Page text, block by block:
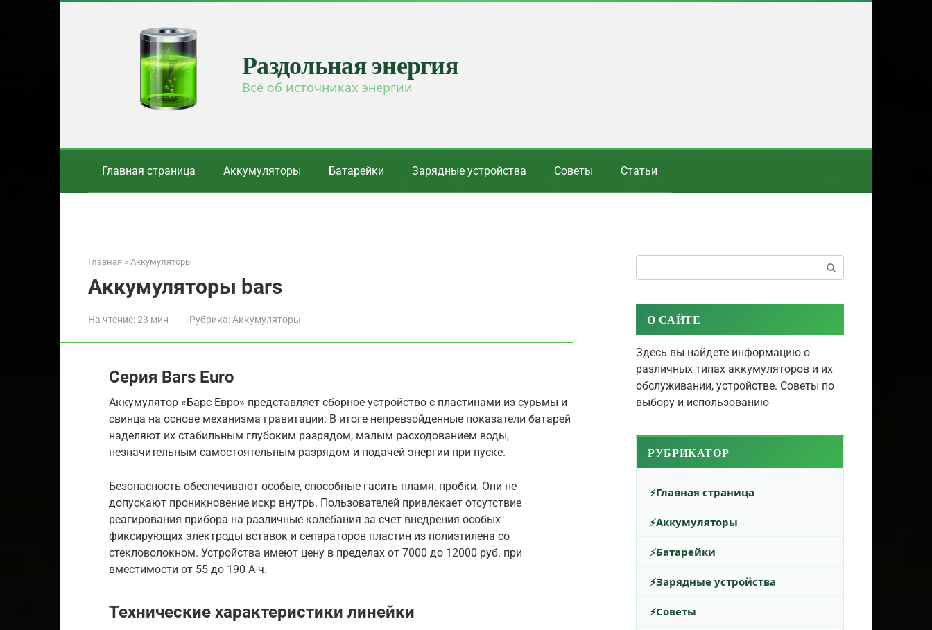
Раздольная энергия
Всё об источниках энергии
Главная страница Аккумуляторы Батарейки Зарядные устройства Советы Статьи
Главная » Аккумуляторы
Аккумуляторы bars
На чтение:23 мин Рубрика: Аккумуляторы
Серия Bars Euro
Аккумулятор «Барс Евро» представляет сборное устройство с пластинами из сурьмы и
свинца на основе механизма гравитации. В итоге непревзойденные показатели батарей
наделяют их стабильным глубоким разрядом, малым расходованием воды,
незначительным самостоятельным разрядом и подачей энергии при пуске.
Безопасность обеспечивают особые, способные гасить пламя, пробки. Они не
допускают проникновение искр внутрь. Пользователей привлекает отсутствие
реагирования прибора на различные колебания за счет внедрения особых
фиксирующих электроды вставок и сепараторов пластин из полиэтилена со
стекловолокном. Устройства имеют цену в пределах от 7000 до 12000 руб. при
вместимости от 55 до 190 А-ч.
Технические характеристики линейки
О САЙТЕ
Здесь вы найдете информацию о
различных типах аккумуляторов и их
обслуживании, устройстве. Советы по
выбору и использованию
РУБРИКАТОР
Главная страница
Аккумуляторы
Батарейки
Зарядные устройства
Советы